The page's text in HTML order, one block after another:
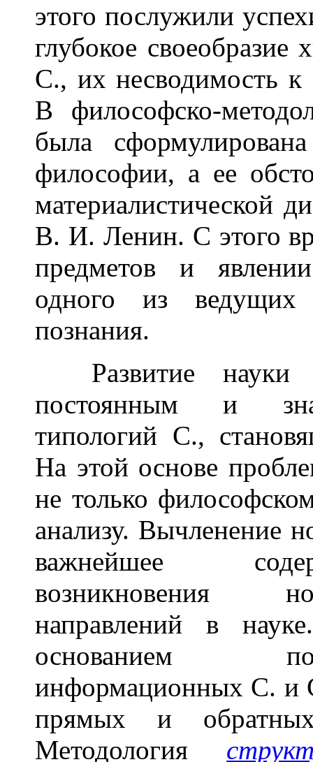
этого послужили
глубокое
С., их несводимость к
В философско-
была
философии, а ее
материалистической
В. И. Ленин. С этого
предметов и
одного из
познания.
Развитие науки
постоянным и
типологий С.,
На этой основе
не только
анализу. Вычленение
важнейшее
возникновения
направлений в
основанием
информационных С. и
прямых и
Методология